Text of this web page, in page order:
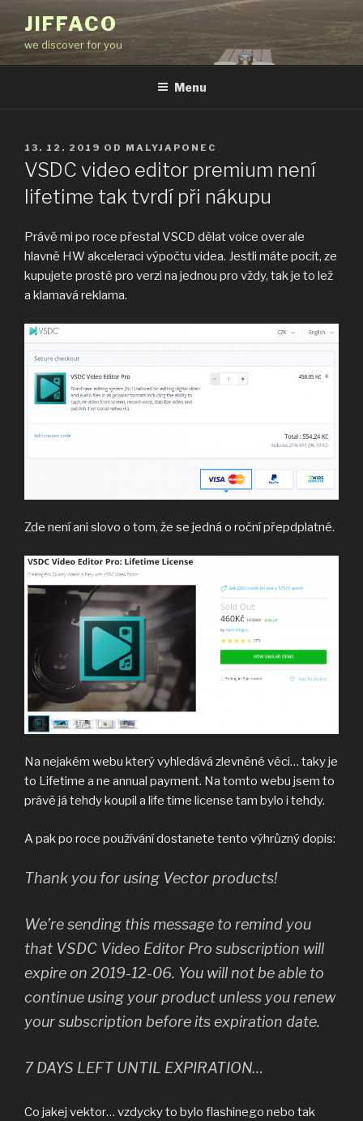
obsahu
webu
JIFFACO
we discover for you
Menu
PUBLIKOVÁNO
13. 12. 2019 OD MALYJAPONEC
VSDC video editor premium není
lifetime tak tvrdí při nákupu
Právě mi po roce přestal VSCD dělat voice over ale
hlavně HW akceleraci výpočtu videa. Jestli máte pocit, ze
kupujete prostě pro verzi na jednou pro vždy, tak je to lež
a klamavá reklama.
Zde není ani slovo o tom, že se jedná o roční přepdplatné.
Na nejakém webu který vyhledává zlevněné věci… taky je
to Lifetime a ne annual payment. Na tomto webu jsem to
právě já tehdy koupil a life time license tam bylo i tehdy.
A pak po roce používání dostanete tento výhrůzný dopis:
Thank you for using Vector products!
We’re sending this message to remind you
that VSDC Video Editor Pro subscription will
expire on 2019-12-06. You will not be able to
continue using your product unless you renew
your subscription before its expiration date.
7 DAYS LEFT UNTIL EXPIRATION…
Co jakej vektor… vzdycky to bylo flashinego nebo tak